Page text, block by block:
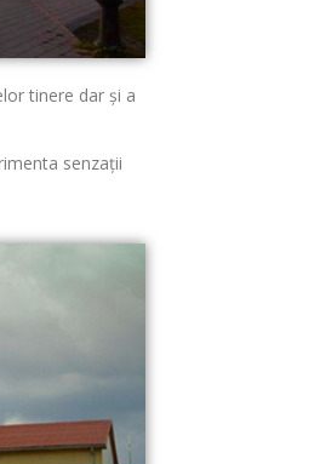
tinere dar şi a
senzaţii